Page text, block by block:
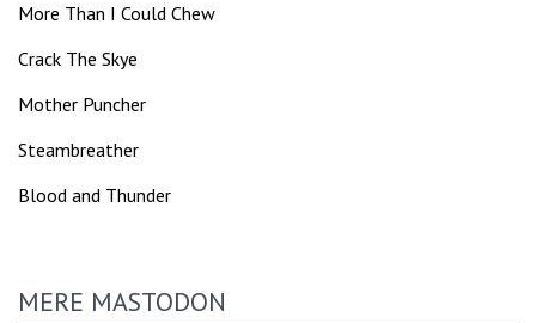
More Than I Could Chew
Crack The Skye
Mother Puncher
Steambreather
Blood and Thunder
MERE MASTODON